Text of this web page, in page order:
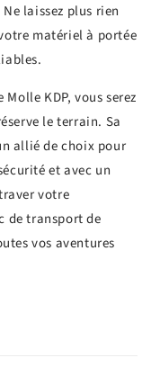
laissez plus rien
matériel à portée
KDP, vous serez
le terrain. Sa
allié de choix pour
et avec un
votre
de transport de
vos aventures